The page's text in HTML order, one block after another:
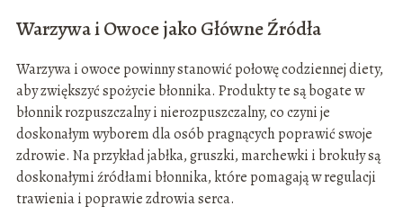
Warzywa i Owoce jako Główne Źródła
Warzywa i owoce powinny stanowić połowę codziennej diety,
aby zwiększyć spożycie błonnika. Produkty te są bogate w
błonnik rozpuszczalny i nierozpuszczalny, co czyni je
doskonałym wyborem dla osób pragnących poprawić swoje
zdrowie. Na przykład jabłka, gruszki, marchewki i brokuły są
doskonałymi źródłami błonnika, które pomagają w regulacji
trawienia i poprawie zdrowia serca.